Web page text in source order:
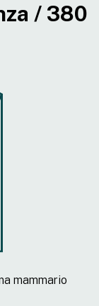
/ 380
mammario